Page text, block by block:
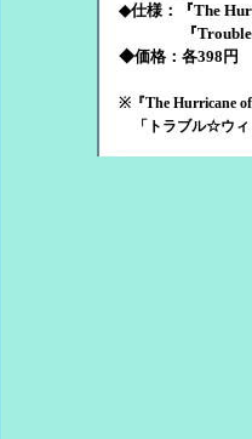
◆仕様：『The
『Trouble
◆価格：各398円
※『The Hurricane
「トラブル☆ウィ